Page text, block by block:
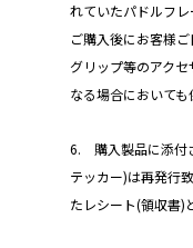
れていたパドルフ
ご購入後にお客様
グリップ等のアク
なる場合においても
6. 購入製品に添付
テッカー)は再発行
たレシート(領収書)